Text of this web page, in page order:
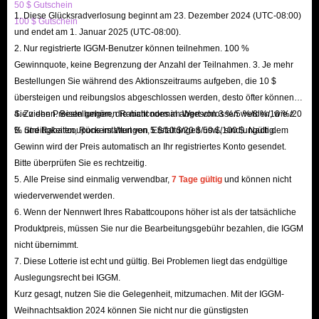
zum Verkauf zu bekommen.
2. Live-Support rund um die Uhr und kostenlose nützliche Anleitungen
Wenn Sie Probleme beim Kauf von Wild Hearts Kemono Orbs haben,
wenden Sie sich bitte per Live-Chat an uns. Wir sind rund um die Uhr
online und antworten sofort.
Sie können auch dem Nachrichtenbereich von IGGM folgen, um weitere
Anekdoten oder Anleitungen oder Updates zu Wild Hearts zu erhalten.
Wenn Sie das Gefühl haben, dass die Erfahrung beim Kauf von Wild
Hearts Kemono Orbs auf IGGM.com schlecht ist, geben Sie uns bitte auch
Feedback, wir versprechen, beim nächsten Service einen perfekten Job zu
3. Schnellste Lieferung ohne Verzögerungen
Wenn Sie Ihre Bestellung erhalten, bestätigt IGGM Ihre
Bestellinformationen, also überprüfen Sie bitte, ob die eingegebenen
Informationen korrekt sind, bevor Sie die gekauften Wild Hearts Kemono
50 $ Gutschein
100 $ Gutschein
1. Diese Glücksradverlosung beginnt am 23. Dezember 2024 (UTC-08:00)
und endet am 1. Januar 2025 (UTC-08:00).
2. Nur registrierte IGGM-Benutzer können teilnehmen. 100 %
Gewinnquote, keine Begrenzung der Anzahl der Teilnahmen. 3. Je mehr
Bestellungen Sie während des Aktionszeitraums aufgeben, die 10 $
übersteigen und reibungslos abgeschlossen werden, desto öfter können
Sie ziehen. Bestellungen, die nicht normal abgeschlossen werden, wie z.
B. Streitigkeiten, Rückerstattungen, Erstattungen usw., sind ungültig.
4. Zu den Preisen gehören Rabattcodes im Wert von 3 %/5 %/8 %/10 %/20
% und Rabattcoupons im Wert von 5 $/10 $/20 $/50 $/100 $. Nach dem
Gewinn wird der Preis automatisch an Ihr registriertes Konto gesendet.
Bitte überprüfen Sie es rechtzeitig.
5. Alle Preise sind einmalig verwendbar, 7 Tage gültig und können nicht
wiederverwendet werden.
6. Wenn der Nennwert Ihres Rabattcoupons höher ist als der tatsächliche
Produktpreis, müssen Sie nur die Bearbeitungsgebühr bezahlen, die IGGM
nicht übernimmt.
7. Diese Lotterie ist echt und gültig. Bei Problemen liegt das endgültige
Auslegungsrecht bei IGGM.
Kurz gesagt, nutzen Sie die Gelegenheit, mitzumachen. Mit der IGGM-
Weihnachtsaktion 2024 können Sie nicht nur die günstigsten